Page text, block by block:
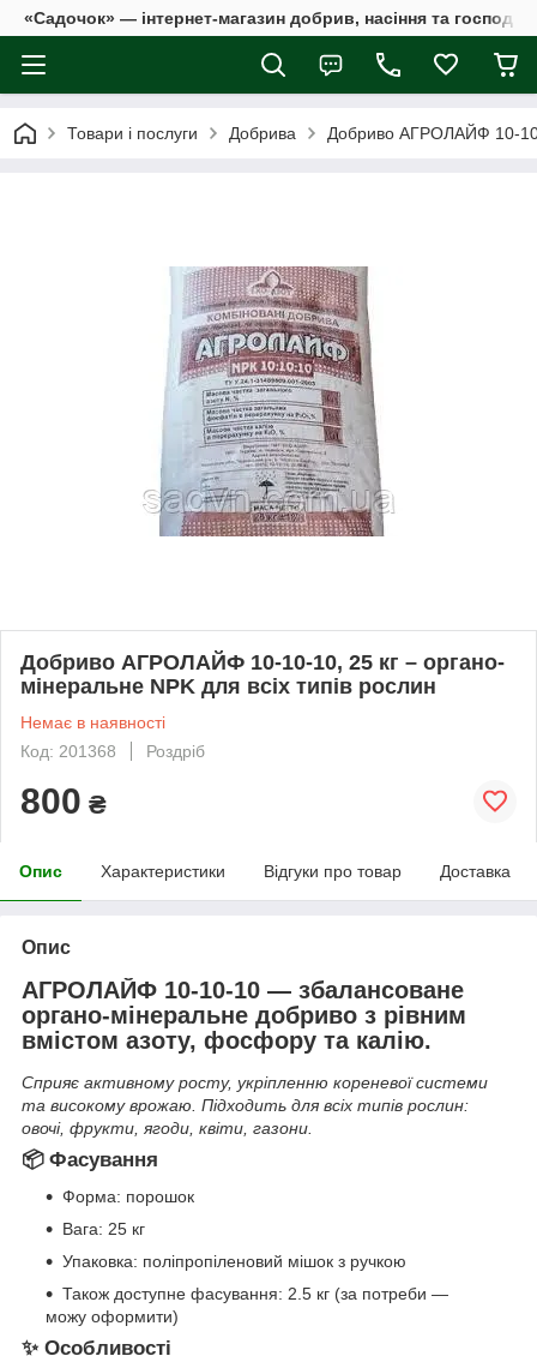
«Садочок» — інтернет-магазин добрив, насіння та
Товари і послуги Добрива Добриво АГРОЛАЙФ 10-10-
Добриво АГРОЛАЙФ 10-10-10, 25 кг – органо-
мінеральне NPK для всіх типів рослин
Немає в наявності
Код: 201368
Роздріб
800 ₴
Опис Характеристики Відгуки про товар Доставка
Опис
АГРОЛАЙФ 10-10-10 — збалансоване
органо-мінеральне добриво з рівним
вмістом азоту, фосфору та калію.
Сприяє активному росту, укріпленню кореневої системи
та високому врожаю. Підходить для всіх типів рослин:
овочі, фрукти, ягоди, квіти, газони.
📦 Фасування
Форма: порошок
Вага: 25 кг
Упаковка: поліпропіленовий мішок з ручкою
Також доступне фасування: 2.5 кг (за потреби —
можу оформити)
✨ Особливості